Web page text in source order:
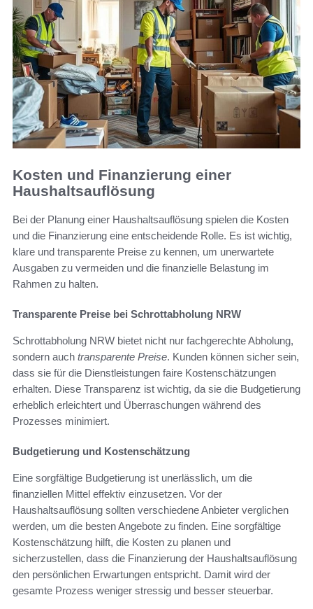
Kosten und Finanzierung einer
Haushaltsauflösung
Bei der Planung einer Haushaltsauflösung spielen die Kosten
und die Finanzierung eine entscheidende Rolle. Es ist wichtig,
klare und transparente Preise zu kennen, um unerwartete
Ausgaben zu vermeiden und die finanzielle Belastung im
Rahmen zu halten.
Transparente Preise bei Schrottabholung NRW
Schrottabholung NRW bietet nicht nur fachgerechte Abholung,
sondern auch transparente Preise. Kunden können sicher sein,
dass sie für die Dienstleistungen faire Kostenschätzungen
erhalten. Diese Transparenz ist wichtig, da sie die Budgetierung
erheblich erleichtert und Überraschungen während des
Prozesses minimiert.
Budgetierung und Kostenschätzung
Eine sorgfältige Budgetierung ist unerlässlich, um die
finanziellen Mittel effektiv einzusetzen. Vor der
Haushaltsauflösung sollten verschiedene Anbieter verglichen
werden, um die besten Angebote zu finden. Eine sorgfältige
Kostenschätzung hilft, die Kosten zu planen und
sicherzustellen, dass die Finanzierung der Haushaltsauflösung
den persönlichen Erwartungen entspricht. Damit wird der
gesamte Prozess weniger stressig und besser steuerbar.